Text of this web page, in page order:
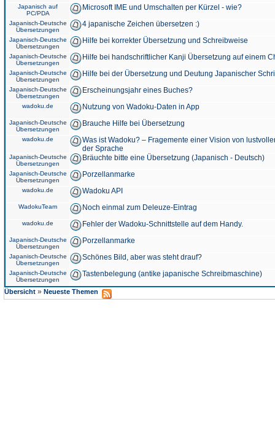
Japanisch auf
PC/PDA
Microsoft IME und Umschalten per Kürzel - wie?
Japanisch-Deutsche
Übersetzungen
4 japanische Zeichen übersetzen :)
Japanisch-Deutsche
Übersetzungen
Hilfe bei korrekter Übersetzung und Schreibweise
Japanisch-Deutsche
Übersetzungen
Hilfe bei handschriftlicher Kanji Übersetzung auf einem
Japanisch-Deutsche
Übersetzungen
Hilfe bei der Übersetzung und Deutung Japanischer
Japanisch-Deutsche
Übersetzungen
Erscheinungsjahr eines Buches?
wadoku.de Nutzung von Wadoku-Daten in App
Japanisch-Deutsche
Übersetzungen
Brauche Hilfe bei Übersetzung
wadoku.de
Was ist Wadoku? – Fragemente einer Vision von
der Sprache
Japanisch-Deutsche
Übersetzungen
Bräuchte bitte eine Übersetzung (Japanisch - Deutsch)
Japanisch-Deutsche
Übersetzungen
Porzellanmarke
wadoku.de Wadoku API
WadokuTeam Noch einmal zum Deleuze-Eintrag
wadoku.de Fehler der Wadoku-Schnittstelle auf dem Handy.
Japanisch-Deutsche
Übersetzungen
Porzellanmarke
Japanisch-Deutsche
Übersetzungen
Schönes Bild, aber was steht drauf?
Japanisch-Deutsche
Übersetzungen
Tastenbelegung (antike japanische Schreibmaschine)
Übersicht » Neueste Themen